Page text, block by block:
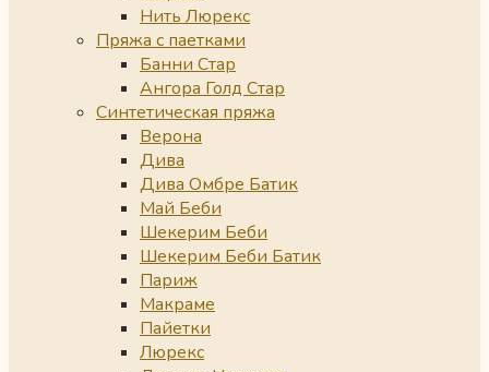
Нить Люрекс
Пряжа с паетками
Банни Стар
Ангора Голд Стар
Синтетическая пряжа
Верона
Дива
Дива Омбре Батик
Май Беби
Шекерим Беби
Шекерим Беби Батик
Париж
Макраме
Пайетки
Люрекс